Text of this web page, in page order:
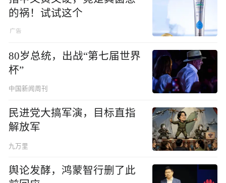
的祸！试试这个
80岁总统，出战“第七届世界
杯”
中国新闻周刊
民进党大搞军演，目标直指
解放军
九万里
舆论发酵，鸿蒙智行删了此